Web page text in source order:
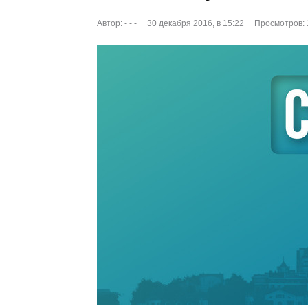
Автор: - - - 30 декабря 2016, в 15:22 Просмотров: